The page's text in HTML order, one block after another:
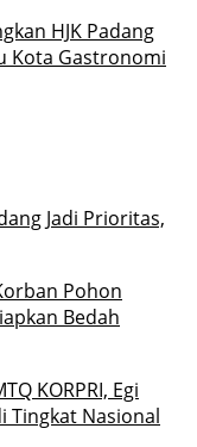
HJK Padang
Kota Gastronomi
Jadi Prioritas,
Pohon
Bedah
KORPRI, Egi
Tingkat Nasional